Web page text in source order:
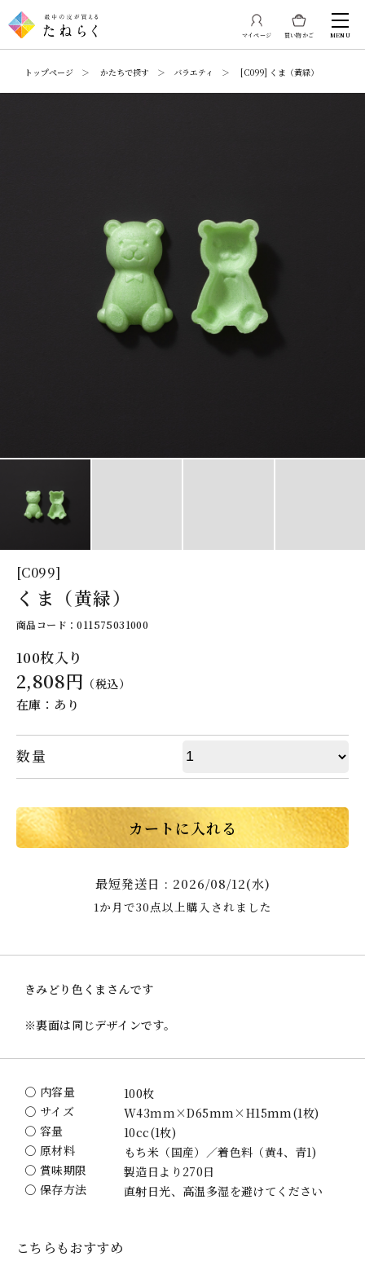
買い物かご
マイページ MENU
トップページ ＞ かたちで探す ＞ バラエティ ＞ [C099] くま（黄緑）
[C099]
くま（黄緑）
商品コード：011575031000
100枚入り
2,808円 （税込）
在庫：あり
数量
カートに入れる
最短発送日 : 2026/08/12(水)
1か月で30点以上購入されました
きみどり色くまさんです
※裏面は同じデザインです。
〇 内容量
100枚
〇 サイズ
W43mm×D65mm×H15mm(1枚)
〇 容量
10cc(1枚)
〇 原材料
もち米（国産）／着色料（黄4、青1)
〇 賞味期限
製造日より270日
〇 保存方法
直射日光、高温多湿を避けてください
こちらもおすすめ